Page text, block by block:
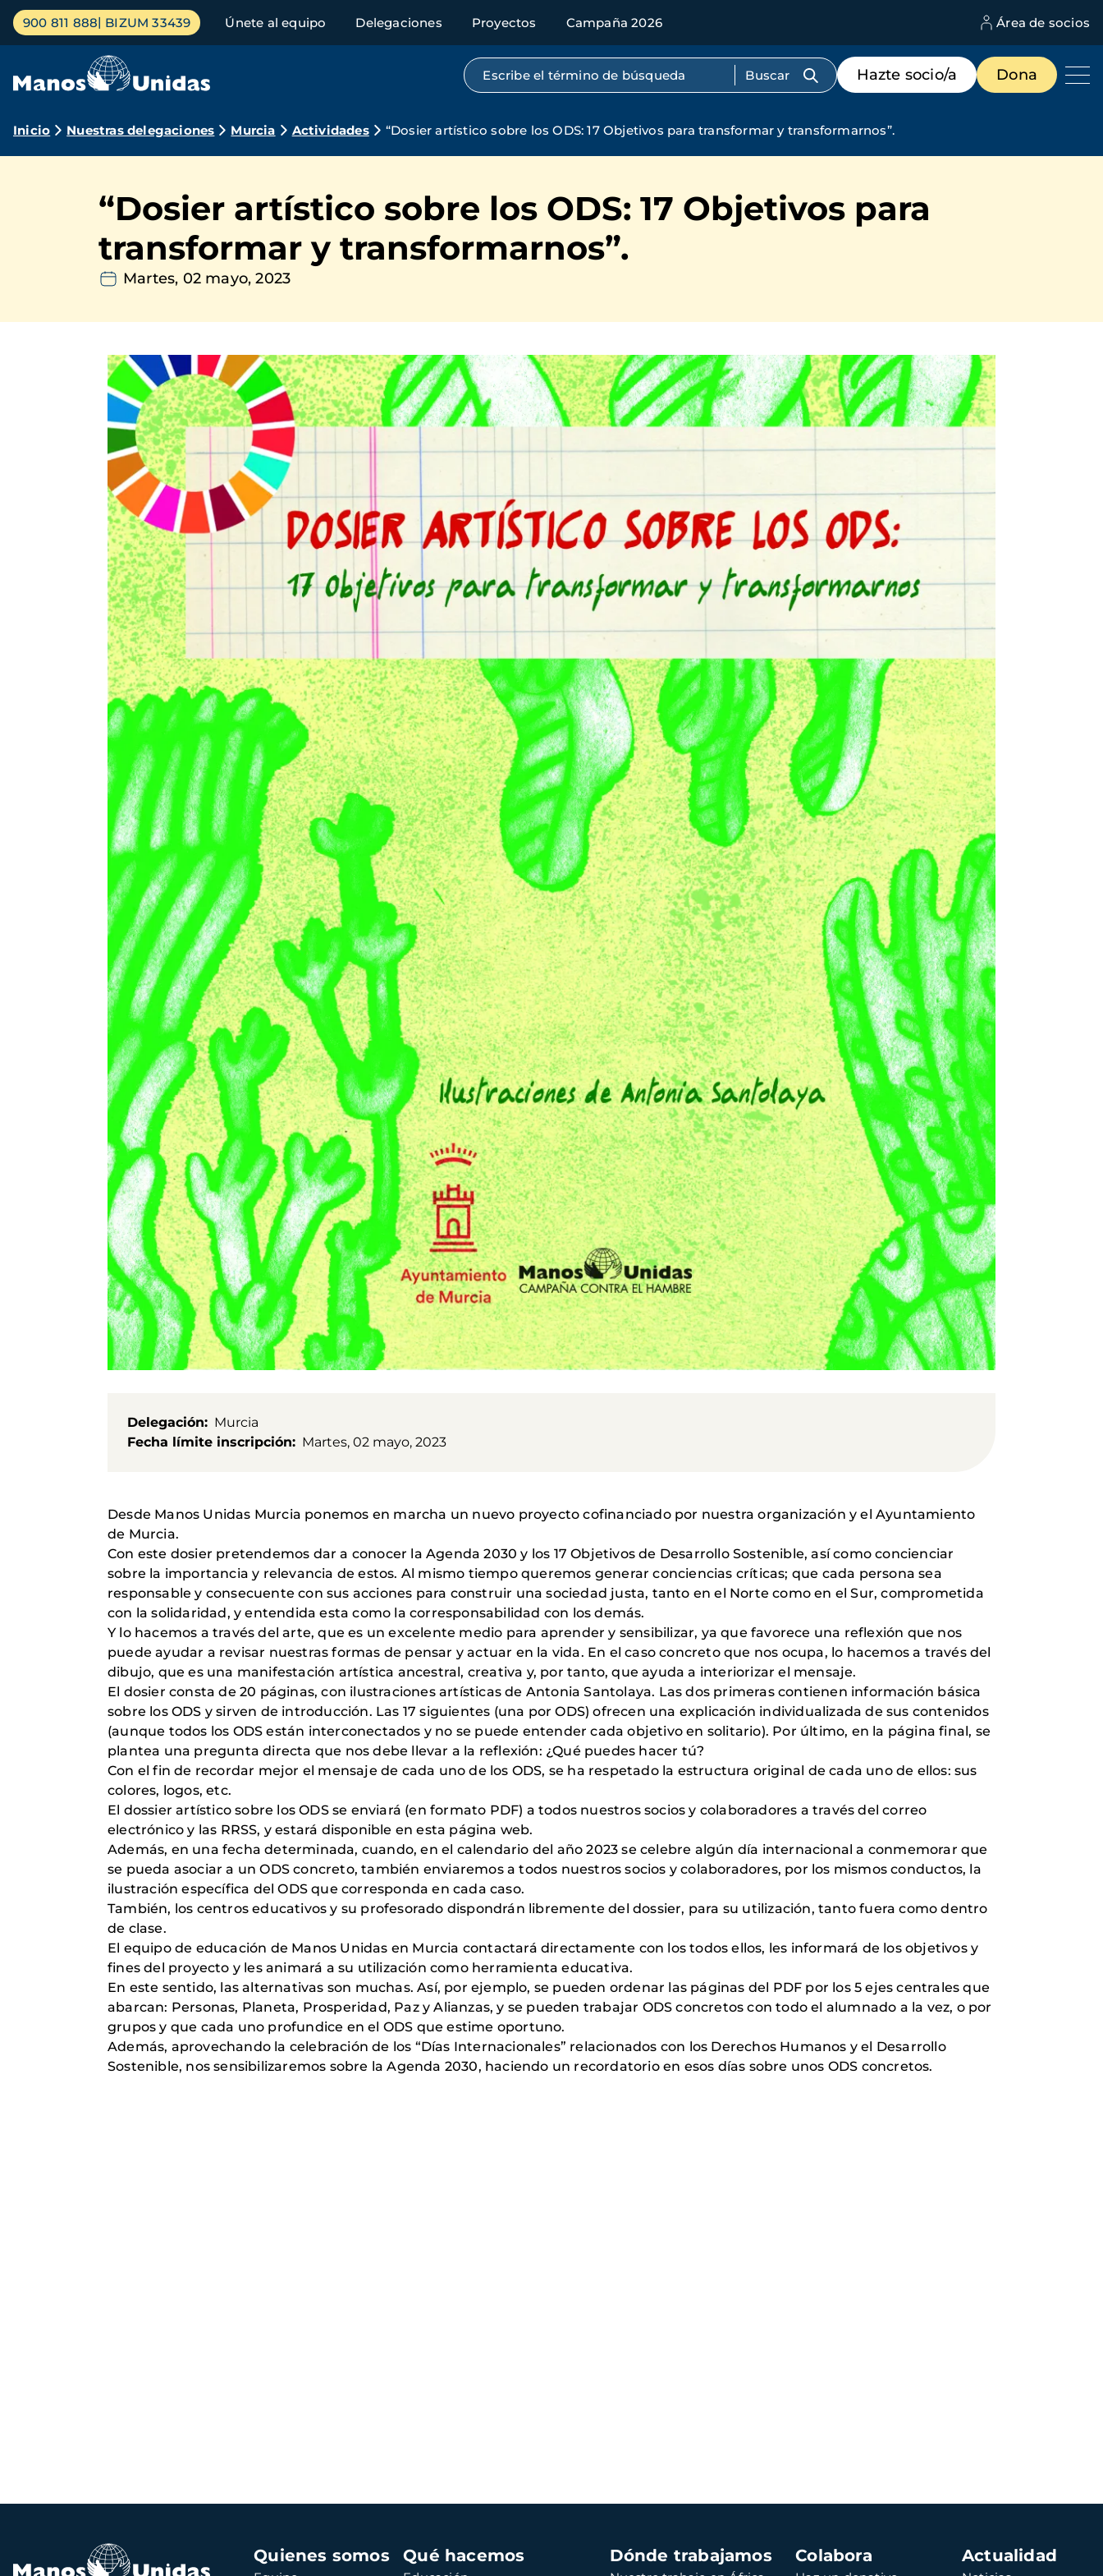
Pasar
contenido
Menú
principal
900 811 888 BIZUM 33439 Únete al equipo Delegaciones Proyectos Campaña 2026 Área de socios
Búsqueda por texto completo
Menú
de
destacados
Hazte socio/a Dona
Ruta
navegación
Inicio Nuestras delegaciones Murcia Actividades “Dosier artístico sobre los ODS: 17 Objetivos para transformar y transformarnos”.
“Dosier artístico sobre los ODS: 17 Objetivos para
transformar y transformarnos”.
Martes, 02 mayo, 2023
Delegación
Murcia
Fecha límite inscripción
Martes, 02 mayo, 2023
Desde Manos Unidas Murcia ponemos en marcha un nuevo proyecto cofinanciado por nuestra organización y el Ayuntamiento
de Murcia.
Con este dosier pretendemos dar a conocer la Agenda 2030 y los 17 Objetivos de Desarrollo Sostenible, así como concienciar
sobre la importancia y relevancia de estos. Al mismo tiempo queremos generar conciencias críticas; que cada persona sea
responsable y consecuente con sus acciones para construir una sociedad justa, tanto en el Norte como en el Sur, comprometida
con la solidaridad, y entendida esta como la corresponsabilidad con los demás.
Y lo hacemos a través del arte, que es un excelente medio para aprender y sensibilizar, ya que favorece una reflexión que nos
puede ayudar a revisar nuestras formas de pensar y actuar en la vida. En el caso concreto que nos ocupa, lo hacemos a través del
dibujo, que es una manifestación artística ancestral, creativa y, por tanto, que ayuda a interiorizar el mensaje.
El dosier consta de 20 páginas, con ilustraciones artísticas de Antonia Santolaya. Las dos primeras contienen información básica
sobre los ODS y sirven de introducción. Las 17 siguientes (una por ODS) ofrecen una explicación individualizada de sus contenidos
(aunque todos los ODS están interconectados y no se puede entender cada objetivo en solitario). Por último, en la página final, se
plantea una pregunta directa que nos debe llevar a la reflexión: ¿Qué puedes hacer tú?
Con el fin de recordar mejor el mensaje de cada uno de los ODS, se ha respetado la estructura original de cada uno de ellos: sus
colores, logos, etc.
El dossier artístico sobre los ODS se enviará (en formato PDF) a todos nuestros socios y colaboradores a través del correo
electrónico y las RRSS, y estará disponible en esta página web.
Además, en una fecha determinada, cuando, en el calendario del año 2023 se celebre algún día internacional a conmemorar que
se pueda asociar a un ODS concreto, también enviaremos a todos nuestros socios y colaboradores, por los mismos conductos, la
ilustración específica del ODS que corresponda en cada caso.
También, los centros educativos y su profesorado dispondrán libremente del dossier, para su utilización, tanto fuera como dentro
de clase.
El equipo de educación de Manos Unidas en Murcia contactará directamente con los todos ellos, les informará de los objetivos y
fines del proyecto y les animará a su utilización como herramienta educativa.
En este sentido, las alternativas son muchas. Así, por ejemplo, se pueden ordenar las páginas del PDF por los 5 ejes centrales que
abarcan: Personas, Planeta, Prosperidad, Paz y Alianzas, y se pueden trabajar ODS concretos con todo el alumnado a la vez, o por
grupos y que cada uno profundice en el ODS que estime oportuno.
Además, aprovechando la celebración de los “Días Internacionales” relacionados con los Derechos Humanos y el Desarrollo
Sostenible, nos sensibilizaremos sobre la Agenda 2030, haciendo un recordatorio en esos días sobre unos ODS concretos.
Navegación
principal
Quienes somos Qué hacemos Dónde trabajamos Colabora Actualidad